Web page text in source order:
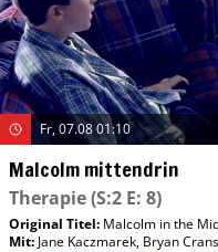
Fr, 07.08 01:10
Malcolm mittendrin
Therapie(S:2 E: 8)
Original Titel: Malcolm in the
Mit: Jane Kaczmarek, Bryan